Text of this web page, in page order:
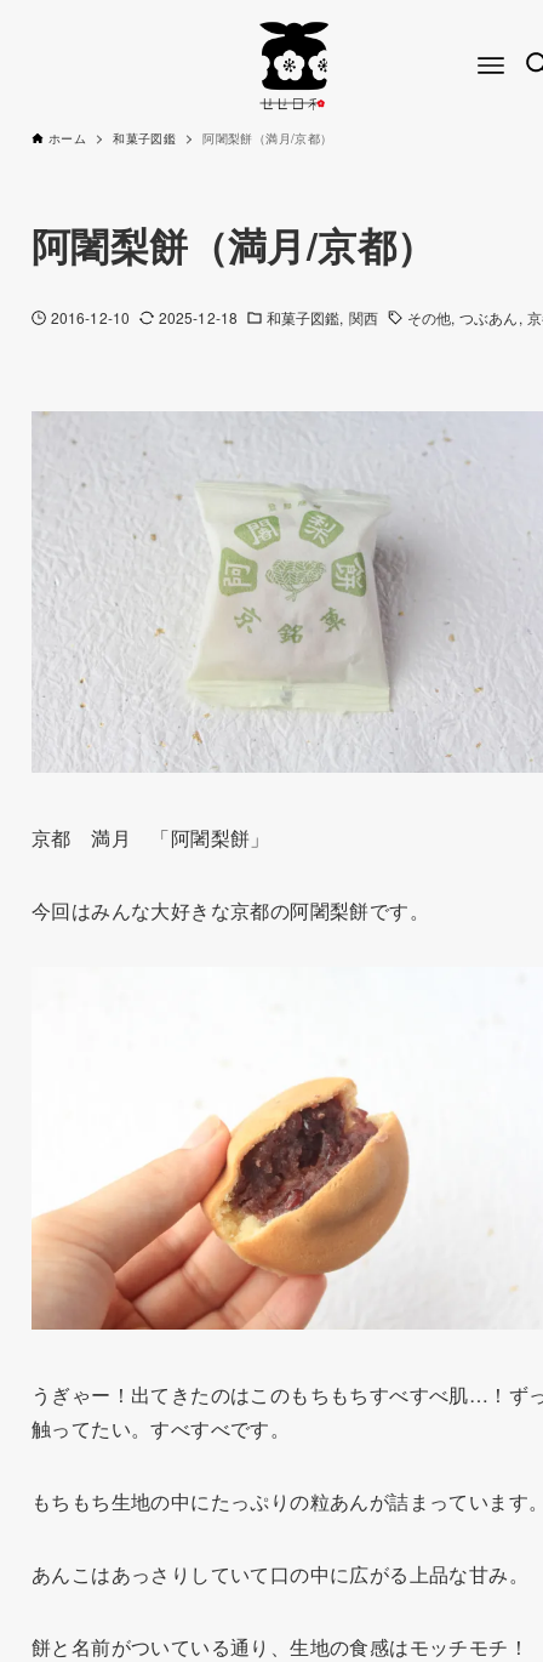
ホーム 和菓子図鑑 阿闍梨餅（満月/京都）
阿闍梨餅（満月/京都）
2016-12-10 2025-12-18 和菓子図鑑 関西 その他 つぶあん
京都 満月 「阿闍梨餅」
今回はみんな大好きな京都の阿闍梨餅です。
うぎゃー！出てきたのはこのもちもちすべすべ肌…！ず
触ってたい。すべすべです。
もちもち生地の中にたっぷりの粒あんが詰まっています
あんこはあっさりしていて口の中に広がる上品な甘み。
餅と名前がついている通り、生地の食感はモッチモチ！